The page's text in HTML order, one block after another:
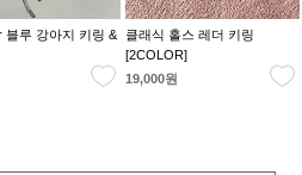
블루 강아지 키링 &
클래식 홀스 레더 키링
[2COLOR]
19,000원